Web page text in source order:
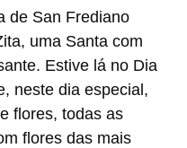
de San Frediano
uma Santa com
Estive lá no Dia
neste dia especial,
flores, todas as
flores das mais